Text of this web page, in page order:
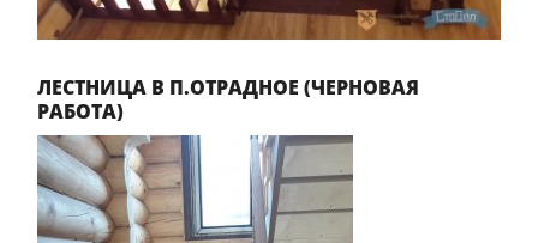
ЛЕСТНИЦА В П.ОТРАДНОЕ (ЧЕРНОВАЯ
РАБОТА)